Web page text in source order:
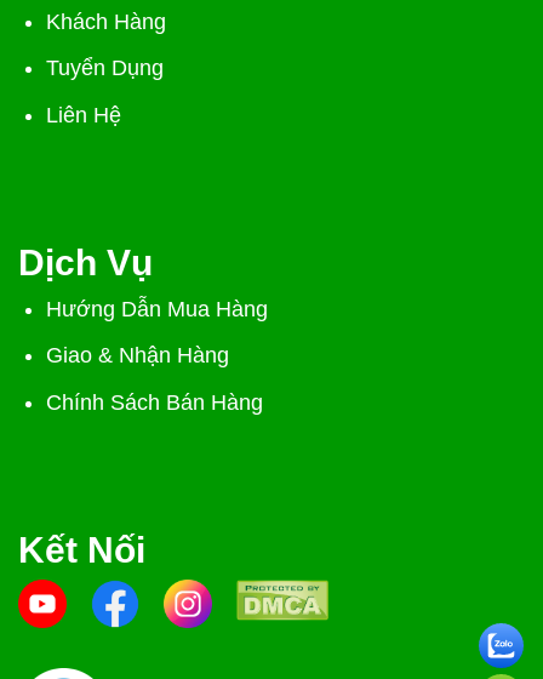
Khách Hàng
Tuyển Dụng
Liên Hệ
Dịch Vụ
Hướng Dẫn Mua Hàng
Giao & Nhận Hàng
Chính Sách Bán Hàng
Kết Nối